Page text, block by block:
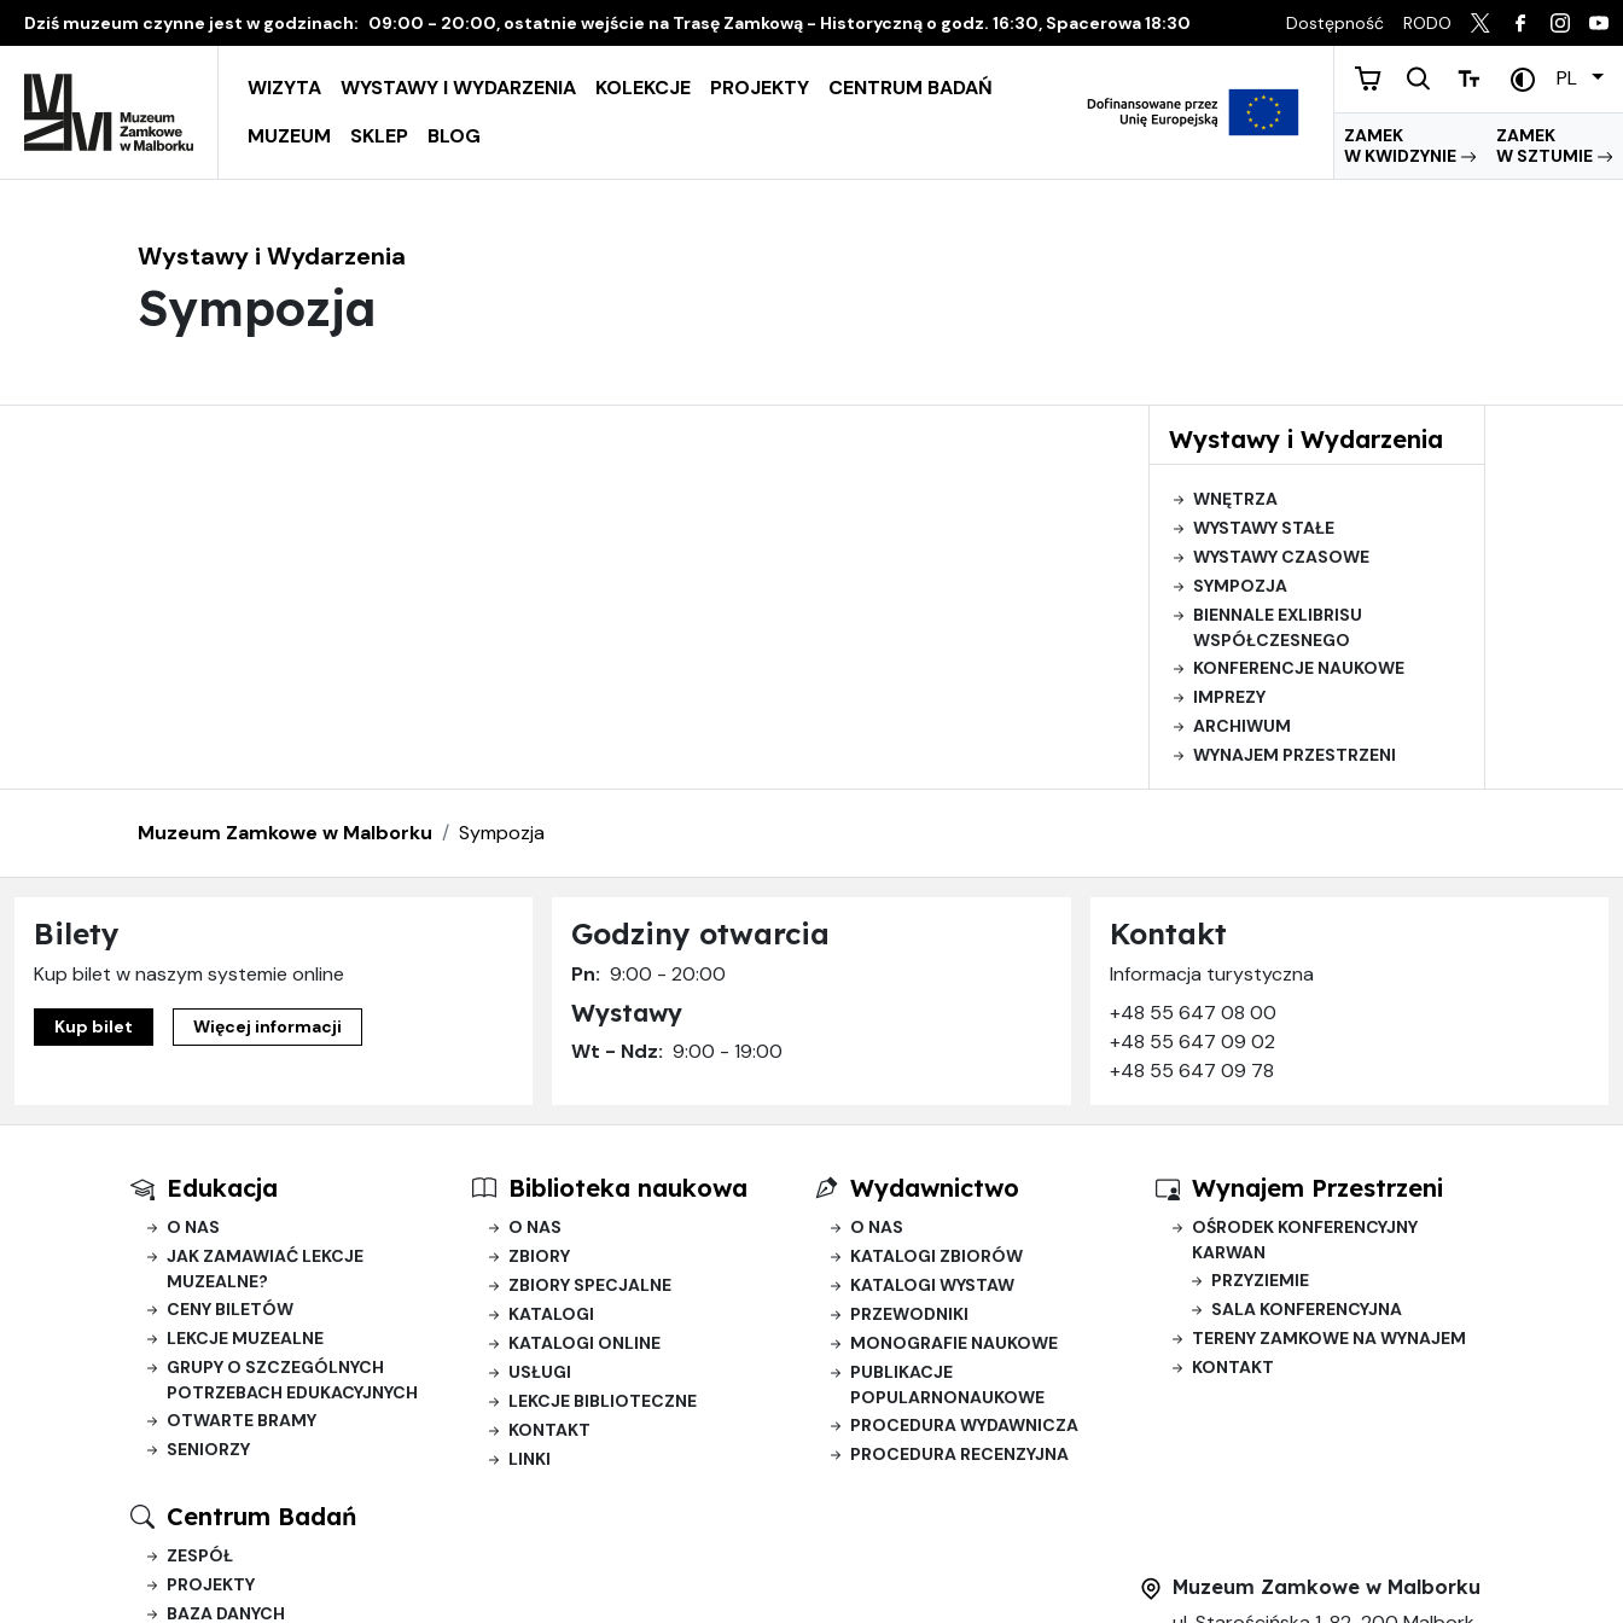
Dziś muzeum czynne jest w godzinach: 09:00 - 20:00, ostatnie wejście na Trasę Zamkową - Historyczną o godz. 16:30, Spacerowa 18:30 Dostępność RODO
WIZYTA WYSTAWY I WYDARZENIA KOLEKCJE PROJEKTY
CENTRUM BADAŃ
MUZEUM
SKLEP BLOG
PL
ZAMEK
W KWIDZYNIE
ZAMEK
W SZTUMIE
Wystawy i Wydarzenia
Sympozja
Wystawy i Wydarzenia
WNĘTRZA
WYSTAWY STAŁE
WYSTAWY CZASOWE
SYMPOZJA
BIENNALE EXLIBRISU
WSPÓŁCZESNEGO
KONFERENCJE NAUKOWE
IMPREZY
ARCHIWUM
WYNAJEM PRZESTRZENI
Muzeum Zamkowe w Malborku Sympozja
Bilety
Kup bilet w naszym systemie online
Kup bilet Więcej informacji
Godziny otwarcia
Pn: 9:00 - 20:00
Wystawy
Wt - Ndz: 9:00 - 19:00
Kontakt
Informacja turystyczna
+48 55 647 08 00
+48 55 647 09 02
+48 55 647 09 78
Edukacja
O NAS
JAK ZAMAWIAĆ LEKCJE
MUZEALNE?
CENY BILETÓW
LEKCJE MUZEALNE
GRUPY O SZCZEGÓLNYCH
POTRZEBACH EDUKACYJNYCH
OTWARTE BRAMY
SENIORZY
Biblioteka naukowa
O NAS
ZBIORY
ZBIORY SPECJALNE
KATALOGI
KATALOGI ONLINE
USŁUGI
LEKCJE BIBLIOTECZNE
KONTAKT
LINKI
Wydawnictwo
O NAS
KATALOGI ZBIORÓW
KATALOGI WYSTAW
PRZEWODNIKI
MONOGRAFIE NAUKOWE
PUBLIKACJE
POPULARNONAUKOWE
PROCEDURA WYDAWNICZA
PROCEDURA RECENZYJNA
Wynajem Przestrzeni
OŚRODEK KONFERENCYJNY
KARWAN
PRZYZIEMIE
SALA KONFERENCYJNA
TERENY ZAMKOWE NA WYNAJEM
KONTAKT
Centrum Badań
ZESPÓŁ
PROJEKTY
BAZA DANYCH
Muzeum Zamkowe w Malborku